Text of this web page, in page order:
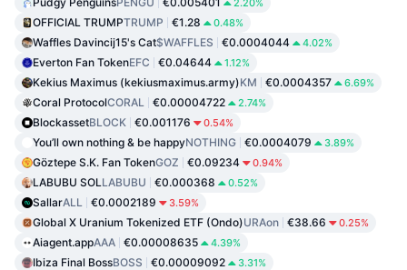
OFFICIAL TRUMPTRUMP €1.28 0.48%
Waffles Davincij15's Cat$WAFFLES €0.0004044 4.02%
Everton Fan TokenEFC €0.04644 1.12%
Kekius Maximus (kekiusmaximus.army)KM €0.0004357 6.69%
Coral ProtocolCORAL €0.00004722 2.74%
BlockassetBLOCK €0.001176 0.54%
You’ll own nothing & be happyNOTHING €0.0004079 3.89%
Göztepe S.K. Fan TokenGOZ €0.09234 0.94%
LABUBU SOLLABUBU €0.000368 0.52%
SallarALL €0.0002189 3.59%
Global X Uranium Tokenized ETF (Ondo)URAon €38.66 0.25%
Aiagent.appAAA €0.00008635 4.39%
Ibiza Final BossBOSS €0.00009092 3.31%